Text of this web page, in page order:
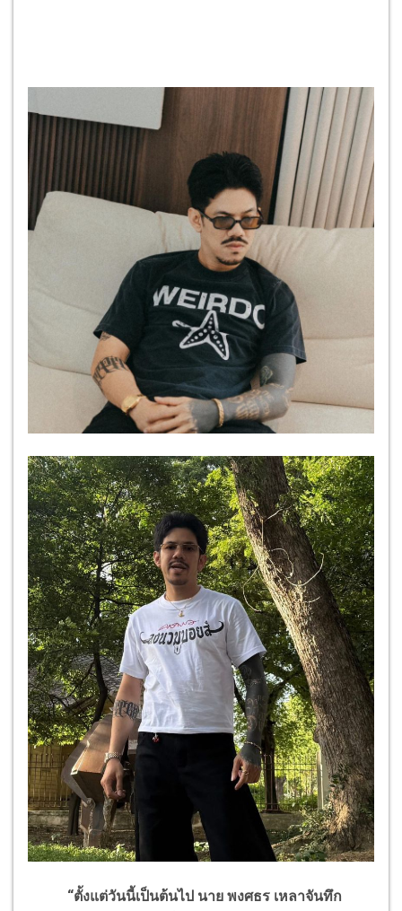
“ตั้งแต่วันนี้เป็นต้นไป นาย พงศธร เหลาจันทึก